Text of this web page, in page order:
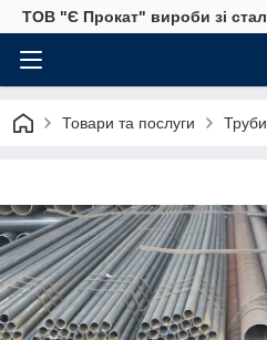
ТОВ "Є Прокат" вироби зі
Товари та послуги Труби